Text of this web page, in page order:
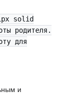
solid
родителя.
для
и